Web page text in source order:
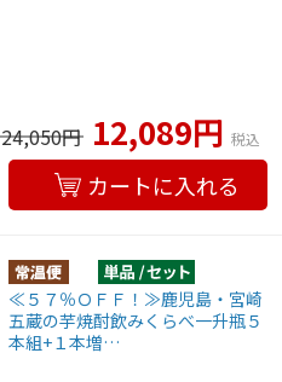
24,050円 12,089円 税込
カートに入れる
≪５７％ＯＦＦ！≫鹿児島・宮崎
五蔵の芋焼酎飲みくらべ一升瓶５
本組+１本増…